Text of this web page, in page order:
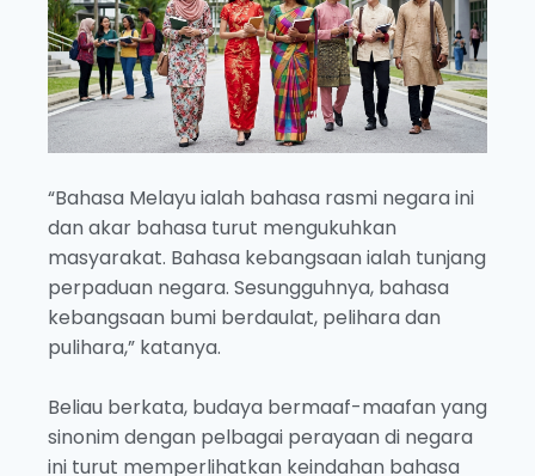
“Bahasa Melayu ialah bahasa rasmi negara ini
dan akar bahasa turut mengukuhkan
masyarakat. Bahasa kebangsaan ialah tunjang
perpaduan negara. Sesungguhnya, bahasa
kebangsaan bumi berdaulat, pelihara dan
pulihara,” katanya.
Beliau berkata, budaya bermaaf-maafan yang
sinonim dengan pelbagai perayaan di negara
ini turut memperlihatkan keindahan bahasa